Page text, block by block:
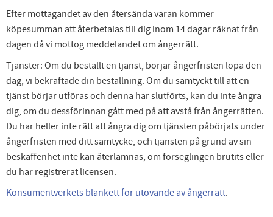
Efter mottagandet av den återsända varan kommer
köpesumman att återbetalas till dig inom 14 dagar räknat från
dagen då vi mottog meddelandet om ångerrätt.
Tjänster: Om du beställt en tjänst, börjar ångerfristen löpa den
dag, vi bekräftade din beställning. Om du samtyckt till att en
tjänst börjar utföras och denna har slutförts, kan du inte ångra
dig, om du dessförinnan gått med på att avstå från ångerrätten.
Du har heller inte rätt att ångra dig om tjänsten påbörjats under
ångerfristen med ditt samtycke, och tjänsten på grund av sin
beskaffenhet inte kan återlämnas, om förseglingen brutits eller
du har registrerat licensen.
Konsumentverkets blankett för utövande av ångerrätt.